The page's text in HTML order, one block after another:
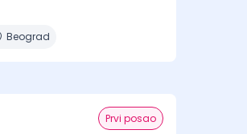
Beograd
Prvi posao